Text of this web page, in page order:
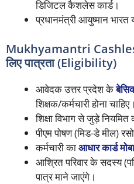
डिजिटल कैशलेस कार्ड।
प्रधानमंत्री आयुष्मान
Mukhyamantri
लिए पात्रता (Eligibility)
आवेदक उत्तर प्रदेश के
शिक्षक/कर्मचारी होना चाहिए।
शिक्षा विभाग से जुड़े नियमित
पीएम पोषण (मिड-डे मील)
कर्मचारी काआधार कार्ड
आश्रित परिवार के सदस्य
पात्र माने जाएंगे।